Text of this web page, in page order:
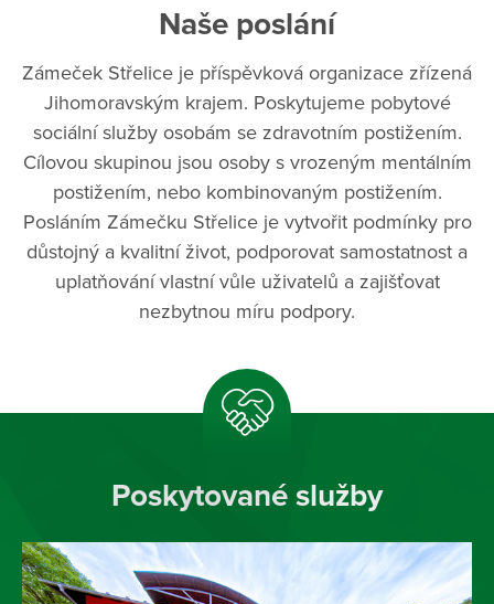
Naše poslání
Zámeček Střelice je příspěvková organizace zřízená
Jihomoravským krajem. Poskytujeme pobytové
sociální služby osobám se zdravotním postižením.
Cílovou skupinou jsou osoby s vrozeným mentálním
postižením, nebo kombinovaným postižením.
Posláním Zámečku Střelice je vytvořit podmínky pro
důstojný a kvalitní život, podporovat samostatnost a
uplatňování vlastní vůle uživatelů a zajišťovat
nezbytnou míru podpory.
Poskytované služby